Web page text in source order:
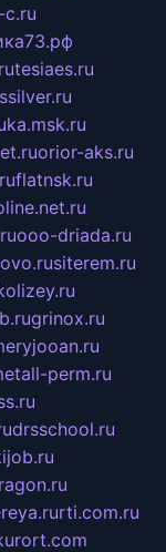
tesiaes.ru
orior-aks.ru
flatnsk.ru
ooo-driada.ru
siterem.ru
grinox.ru
perm.ru
drsschool.ru
rti.com.ru